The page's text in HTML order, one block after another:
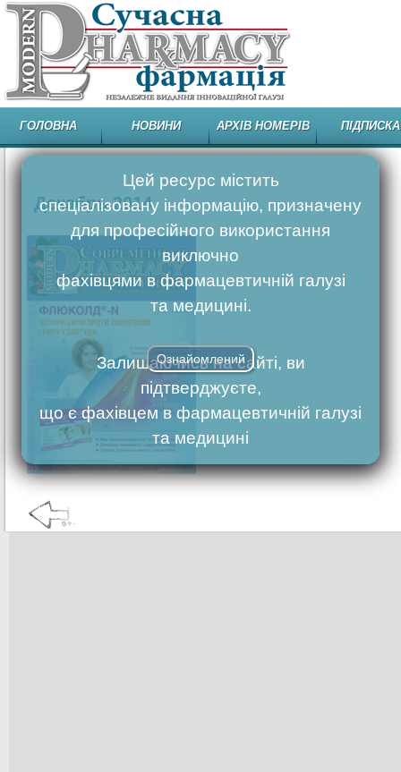
ГОЛОВНА НОВИНИ АРХІВ НОМЕРІВ ПІДПИСКА
Декабрь 2014
Цей ресурс містить
спеціалізовану інформацію, призначену
для професійного використання
виключно
фахівцями в фармацевтичній галузі
та медицині.
Залишаючись на сайті, ви
підтверджуєте,
що є фахівцем в фармацевтичній галузі
та медицині
Ознайомлений